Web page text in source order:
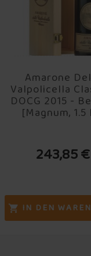
Amarone
Valpolicella
DOCG 2015 -
[Magnum, 1.5
243,85 €
 IN DEN